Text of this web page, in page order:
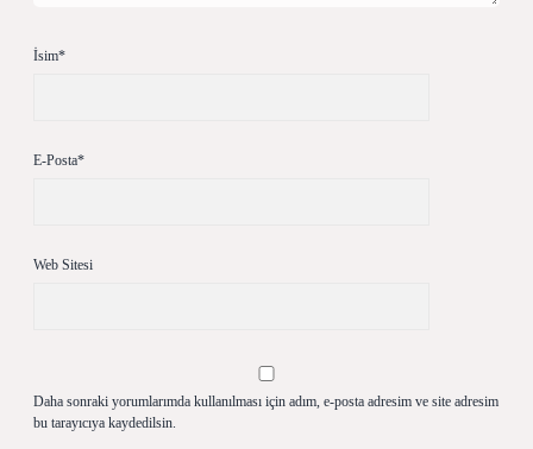
İsim*
E-Posta*
Web Sitesi
Daha sonraki yorumlarımda kullanılması için adım, e-posta adresim ve site adresim
bu tarayıcıya kaydedilsin.